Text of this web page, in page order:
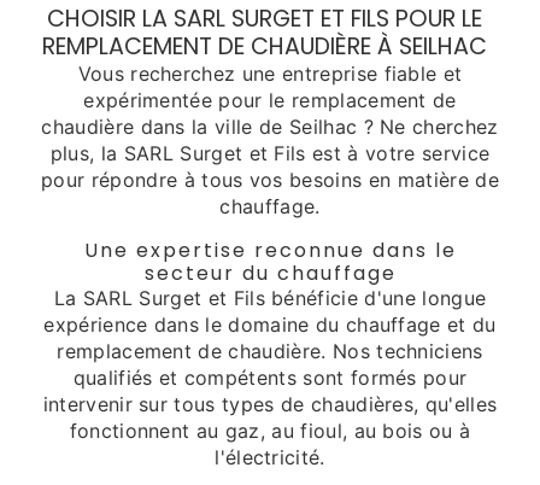
CHOISIR LA SARL SURGET ET FILS POUR LE
REMPLACEMENT DE CHAUDIÈRE À SEILHAC
Vous recherchez une entreprise fiable et
expérimentée pour le remplacement de
chaudière dans la ville de Seilhac ? Ne cherchez
plus, la SARL Surget et Fils est à votre service
pour répondre à tous vos besoins en matière de
chauffage.
Une expertise reconnue dans le
secteur du chauffage
La SARL Surget et Fils bénéficie d'une longue
expérience dans le domaine du chauffage et du
remplacement de chaudière. Nos techniciens
qualifiés et compétents sont formés pour
intervenir sur tous types de chaudières, qu'elles
fonctionnent au gaz, au fioul, au bois ou à
l'électricité.